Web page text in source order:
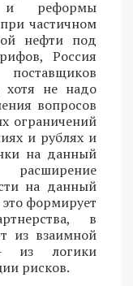
и реформы
частичном
нефти под
Россия
хотя не надо
вопросов
ограничений
и рублях и
на данный
на данный
формирует
в
из взаимной
из логики
рисков.